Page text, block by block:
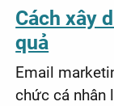
Cách xây
quả
Email
chức cá nhân